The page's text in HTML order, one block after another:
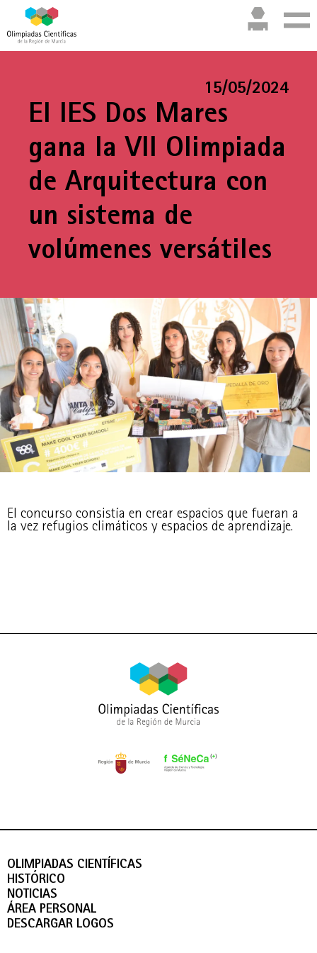
15/05/2024
El IES Dos Mares
gana la VII Olimpiada
de Arquitectura con
un sistema de
volúmenes versátiles
El concurso consistía en crear espacios que fueran a
la vez refugios climáticos y espacios de aprendizaje.
OLIMPIADAS CIENTÍFICAS
HISTÓRICO
NOTICIAS
ÁREA PERSONAL
DESCARGAR LOGOS